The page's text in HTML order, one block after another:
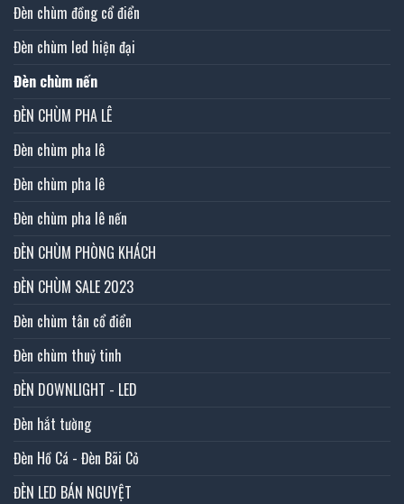
Đèn chùm đồng cổ điển
Đèn chùm led hiện đại
Đèn chùm nến
ĐÈN CHÙM PHA LÊ
Đèn chùm pha lê
Đèn chùm pha lê
Đèn chùm pha lê nến
ĐÈN CHÙM PHÒNG KHÁCH
ĐÈN CHÙM SALE 2023
Đèn chùm tân cổ điển
Đèn chùm thuỷ tinh
ĐÈN DOWNLIGHT - LED
Đèn hắt tường
Đèn Hồ Cá - Đèn Bãi Cỏ
ĐÈN LED BÁN NGUYỆT